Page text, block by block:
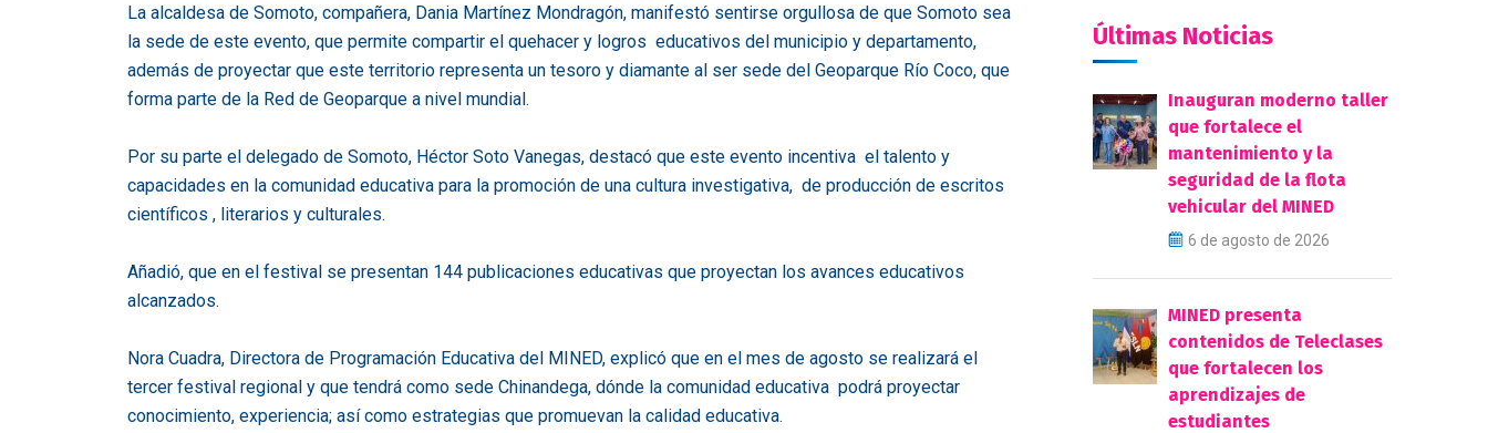
La alcaldesa de Somoto, compañera, Dania Martínez Mondragón, manifestó sentirse orgullosa de que Somoto sea
la sede de este evento, que permite compartir el quehacer y logros educativos del municipio y departamento,
además de proyectar que este territorio representa un tesoro y diamante al ser sede del Geoparque Río Coco, que
forma parte de la Red de Geoparque a nivel mundial.
Por su parte el delegado de Somoto, Héctor Soto Vanegas, destacó que este evento incentiva el talento y
capacidades en la comunidad educativa para la promoción de una cultura investigativa, de producción de escritos
científicos , literarios y culturales.
Añadió, que en el festival se presentan 144 publicaciones educativas que proyectan los avances educativos
alcanzados.
Nora Cuadra, Directora de Programación Educativa del MINED, explicó que en el mes de agosto se realizará el
tercer festival regional y que tendrá como sede Chinandega, dónde la comunidad educativa podrá proyectar
conocimiento, experiencia; así como estrategias que promuevan la calidad educativa.
Últimas Noticias
Inauguran moderno taller
que fortalece el
mantenimiento y la
seguridad de la flota
vehicular del MINED
6 de agosto de 2026
MINED presenta
contenidos de Teleclases
que fortalecen los
aprendizajes de
estudiantes